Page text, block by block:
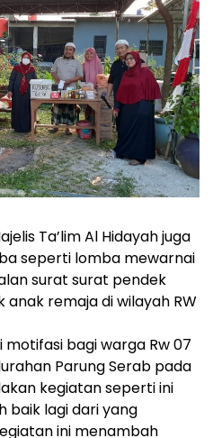
Ta’lim Al Hidayah juga
seperti lomba mewarnai
surat surat pendek
remaja di wilayah RW
bagi warga Rw 07
Parung Serab pada
kegiatan seperti ini
baik lagi dari yang
ini menambah